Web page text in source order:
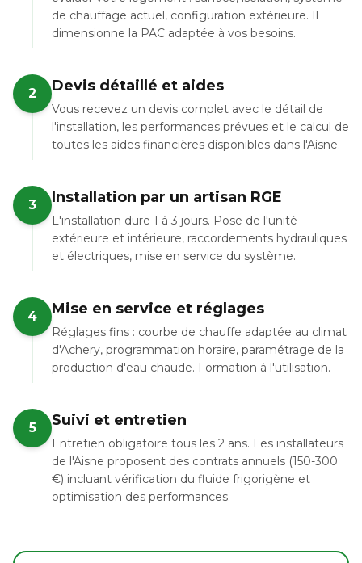
de chauffage actuel, configuration extérieure. Il
dimensionne la PAC adaptée à vos besoins.
2 Devis détaillé et aides
Vous recevez un devis complet avec le détail de
l'installation, les performances prévues et le calcul de
toutes les aides financières disponibles dans l'Aisne.
3 Installation par un artisan RGE
L'installation dure 1 à 3 jours. Pose de l'unité
extérieure et intérieure, raccordements hydrauliques
et électriques, mise en service du système.
4 Mise en service et réglages
Réglages fins : courbe de chauffe adaptée au climat
d'Achery, programmation horaire, paramétrage de la
production d'eau chaude. Formation à l'utilisation.
5 Suivi et entretien
Entretien obligatoire tous les 2 ans. Les installateurs
de l'Aisne proposent des contrats annuels (150-300
€) incluant vérification du fluide frigorigène et
optimisation des performances.